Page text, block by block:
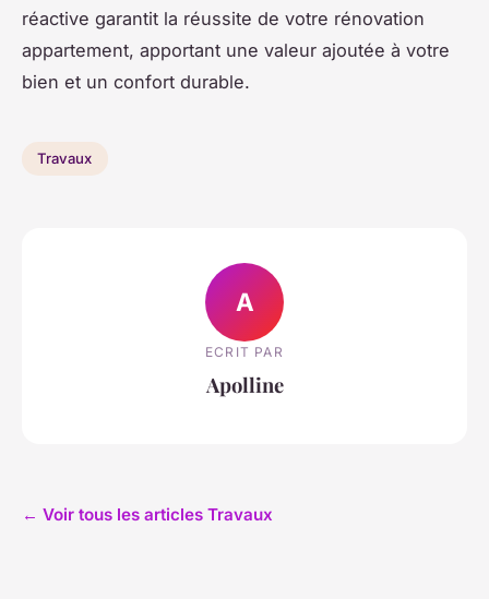
réactive garantit la réussite de votre rénovation
appartement, apportant une valeur ajoutée à votre
bien et un confort durable.
Travaux
A
ECRIT PAR
Apolline
← Voir tous les articles Travaux